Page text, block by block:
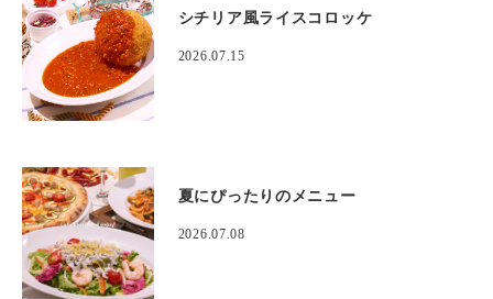
シチリア風ライスコロッケ
2026.07.15
夏にぴったりのメニュー
2026.07.08